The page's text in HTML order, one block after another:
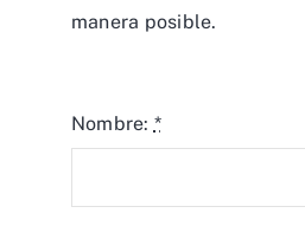
manera posible.
Nombre: *